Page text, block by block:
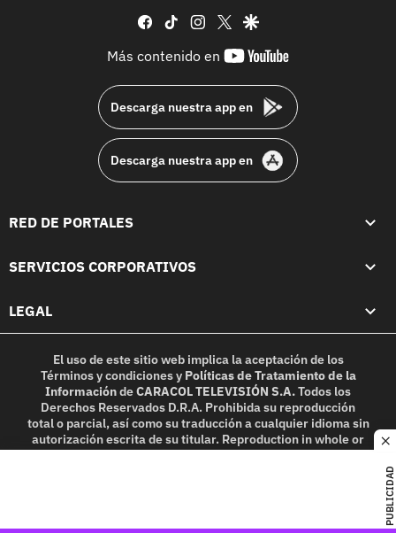
PUBLICIDAD
facebook
tiktok instagram
twittergoogle
Más contenido en
youtube-
Descarga nuestra app en
Descarga nuestra app en
RED DE PORTALES
SERVICIOS CORPORATIVOS
LEGAL
El uso de este sitio web implica la aceptación de los
Términos y condicionesy Políticas de Tratamiento de la
InformacióndeCARACOL TELEVISIÓN S.A.Todos los
Derechos Reservados D.R.A. Prohibida su reproducción
total o parcial, así como su traducción a cualquier idioma sin
autorización escrita de su titular. Reproduction in whole or
in part, or translation without written permission is